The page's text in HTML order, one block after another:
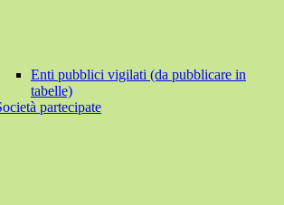
Enti pubblici vigilati (da pubblicare in
tabelle)
partecipate